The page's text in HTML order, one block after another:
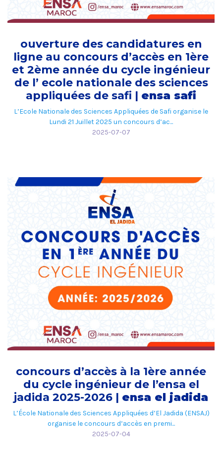
ouverture des candidatures en
ligne au concours d’accès en 1ère
et 2ème année du cycle ingénieur
de l’ ecole nationale des sciences
appliquées de safi | ensa safi
L’Ecole Nationale des Sciences Appliquées de Safi organise le
Lundi 21 Juillet 2025 un concours d’ac...
2025-07-07
concours d’accès à la 1ère année
du cycle ingénieur de l’ensa el
jadida 2025-2026 | ensa el jadida
L’École Nationale des Sciences Appliquées d’El Jadida (ENSAJ)
organise le concours d’accès en premi...
2025-07-04